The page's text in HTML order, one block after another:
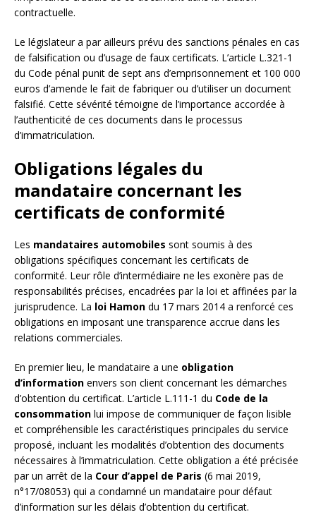
contractuelle.
Le législateur a par ailleurs prévu des sanctions pénales en cas
de falsification ou d’usage de faux certificats. L’article L.321-1
du Code pénal punit de sept ans d’emprisonnement et 100 000
euros d’amende le fait de fabriquer ou d’utiliser un document
falsifié. Cette sévérité témoigne de l’importance accordée à
l’authenticité de ces documents dans le processus
d’immatriculation.
Obligations légales du
mandataire concernant les
certificats de conformité
Les mandataires automobiles sont soumis à des
obligations spécifiques concernant les certificats de
conformité. Leur rôle d’intermédiaire ne les exonère pas de
responsabilités précises, encadrées par la loi et affinées par la
jurisprudence. La loi Hamon du 17 mars 2014 a renforcé ces
obligations en imposant une transparence accrue dans les
relations commerciales.
En premier lieu, le mandataire a une obligation
d’information envers son client concernant les démarches
d’obtention du certificat. L’article L.111-1 du Code de la
consommation lui impose de communiquer de façon lisible
et compréhensible les caractéristiques principales du service
proposé, incluant les modalités d’obtention des documents
nécessaires à l’immatriculation. Cette obligation a été précisée
par un arrêt de la Cour d’appel de Paris (6 mai 2019,
n°17/08053) qui a condamné un mandataire pour défaut
d’information sur les délais d’obtention du certificat.